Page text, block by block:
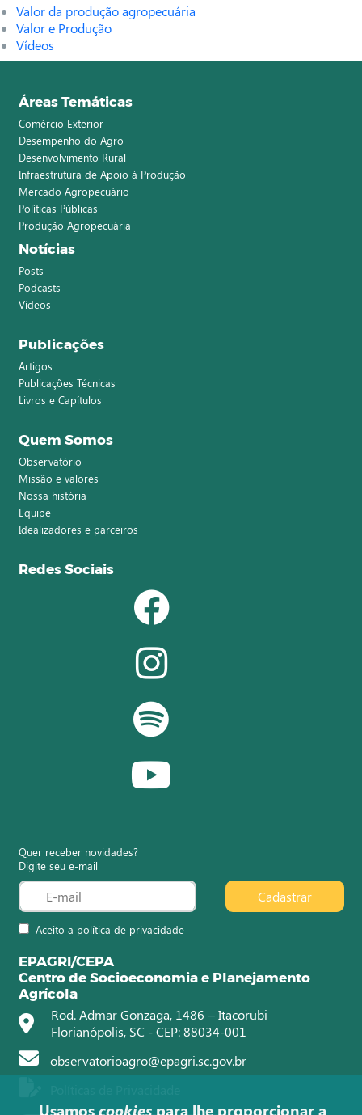
Valor da produção agropecuária
Valor e Produção
Vídeos
Áreas Temáticas
Comércio Exterior
Desempenho do Agro
Desenvolvimento Rural
Infraestrutura de Apoio à Produção
Mercado Agropecuário
Políticas Públicas
Produção Agropecuária
Notícias
Posts
Podcasts
Vídeos
Publicações
Artigos
Publicações Técnicas
Livros e Capítulos
Quem Somos
Observatório
Missão e valores
Nossa história
Equipe
Idealizadores e parceiros
Redes Sociais
Quer receber novidades?
Digite seu e-mail
Aceito a política de privacidade
Cadastrar
EPAGRI/CEPA
Centro de Socioeconomia e Planejamento
Agrícola
Rod. Admar Gonzaga, 1486 – Itacorubi
Florianópolis, SC - CEP: 88034-001
observatorioagro@epagri.sc.gov.br
Usamos cookies para lhe proporcionar a